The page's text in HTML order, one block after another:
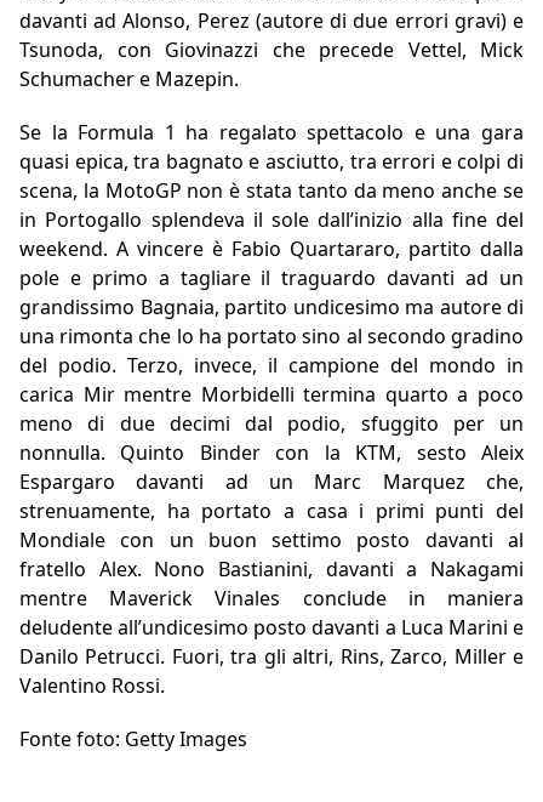
davanti ad Alonso, Perez (autore di due errori gravi) e
Tsunoda, con Giovinazzi che precede Vettel, Mick
Schumacher e Mazepin.
Se la Formula 1 ha regalato spettacolo e una gara
quasi epica, tra bagnato e asciutto, tra errori e colpi di
scena, la MotoGP non è stata tanto da meno anche se
in Portogallo splendeva il sole dall’inizio alla fine del
weekend. A vincere è Fabio Quartararo, partito dalla
pole e primo a tagliare il traguardo davanti ad un
grandissimo Bagnaia, partito undicesimo ma autore di
una rimonta che lo ha portato sino al secondo gradino
del podio. Terzo, invece, il campione del mondo in
carica Mir mentre Morbidelli termina quarto a poco
meno di due decimi dal podio, sfuggito per un
nonnulla. Quinto Binder con la KTM, sesto Aleix
Espargaro davanti ad un Marc Marquez che,
strenuamente, ha portato a casa i primi punti del
Mondiale con un buon settimo posto davanti al
fratello Alex. Nono Bastianini, davanti a Nakagami
mentre Maverick Vinales conclude in maniera
deludente all’undicesimo posto davanti a Luca Marini e
Danilo Petrucci. Fuori, tra gli altri, Rins, Zarco, Miller e
Valentino Rossi.
Fonte foto: Getty Images